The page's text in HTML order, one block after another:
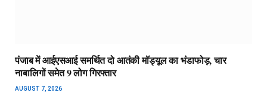
पंजाब में आईएसआई समर्थित दो आतंकी मॉड्यूल का भंडाफोड़, चार
नाबालिगों समेत 9 लोग गिरफ्तार
AUGUST 7, 2026